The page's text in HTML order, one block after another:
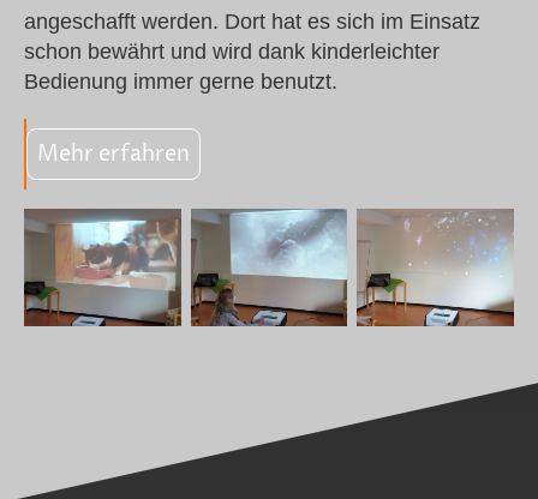
angeschafft werden. Dort hat es sich im Einsatz
schon bewährt und wird dank kinderleichter
Bedienung immer gerne benutzt.
Mehr erfahren